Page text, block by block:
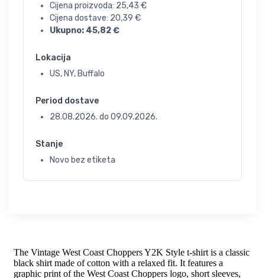
Cijena proizvoda: 25,43 €
Cijena dostave: 20,39 €
Ukupno: 45,82€
Lokacija
US, NY, Buffalo
Period dostave
28.08.2026. do 09.09.2026.
Stanje
Novo bez etiketa